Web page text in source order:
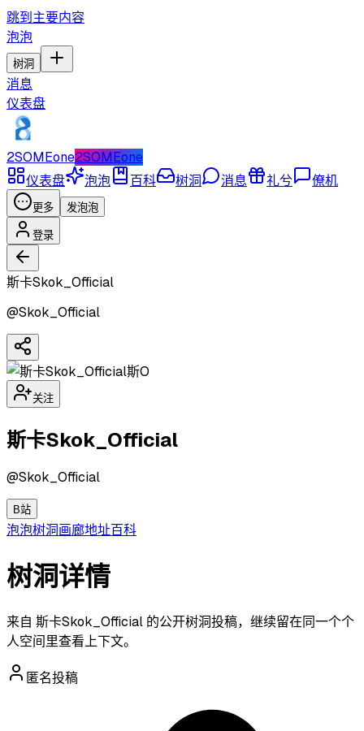
跳到主要内容
泡泡
树洞
消息
仪表盘
2SOMEone2SOMEone
仪表盘
泡泡 百科 树洞 消息 礼兮 僚机
更多 发泡泡
登录
斯卡Skok_Official
@Skok_Official
斯O
关注
斯卡Skok_Official
@Skok_Official
B站
泡泡树洞画廊地址百科
树洞详情
来自 斯卡Skok_Official 的公开树洞投稿，继续留在同一个个
人空间里查看上下文。
匿名投稿